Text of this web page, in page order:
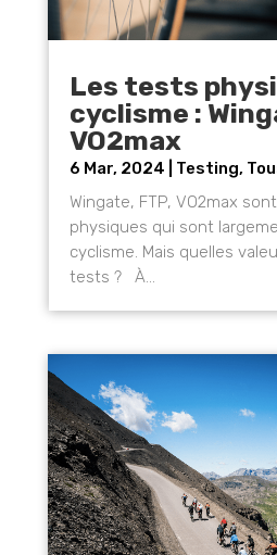
Les tests
cyclisme :
VO2max
6 Mar, 2024 Testing,
Wingate, FTP, VO2max
physiques qui sont
cyclisme. Mais quelles
tests ? À...